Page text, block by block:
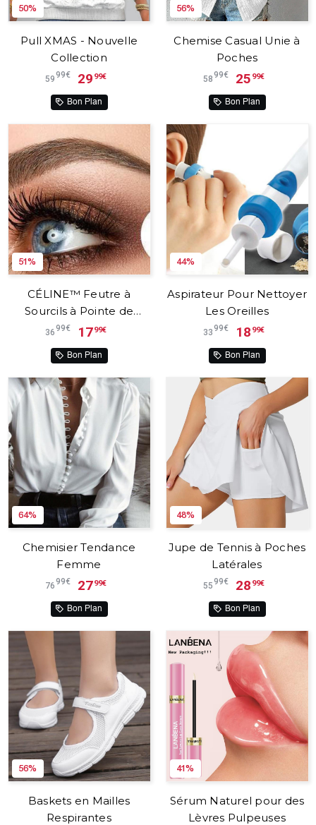
50%
Pull XMAS - Nouvelle
Collection
5999€ 29 99€
Bon Plan
56%
Chemise Casual Unie à
Poches
5899€ 25 99€
Bon Plan
51%
CÉLINE™ Feutre à
Sourcils à Pointe de
Fourche Imperméable
3699€ 1799€
Bon Plan
44%
Aspirateur Pour Nettoyer
Les Oreilles
3399€ 18 99€
Bon Plan
64%
Chemisier Tendance
Femme
7699€ 2799€
Bon Plan
48%
Jupe de Tennis à Poches
Latérales
5599€ 28 99€
Bon Plan
56%
Baskets en Mailles
Respirantes
41%
Sérum Naturel pour des
Lèvres Pulpeuses